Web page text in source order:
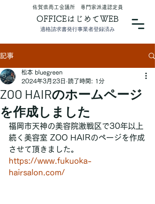
OFFICEはじめてWEB
​佐賀県商工会議所 専門家派遣認定員
適格請求書発行事業者登録済み
記事
ZOO HAIRのホームページ
を作成しました
松本 bluegreen
2024年3月23日 読了時間: 1分
福岡市天神の美容院激戦区で30年以上
続く美容室 ZOO HAIRのページを作成
させて頂きました。
https://www.fukuoka-
hairsalon.com/